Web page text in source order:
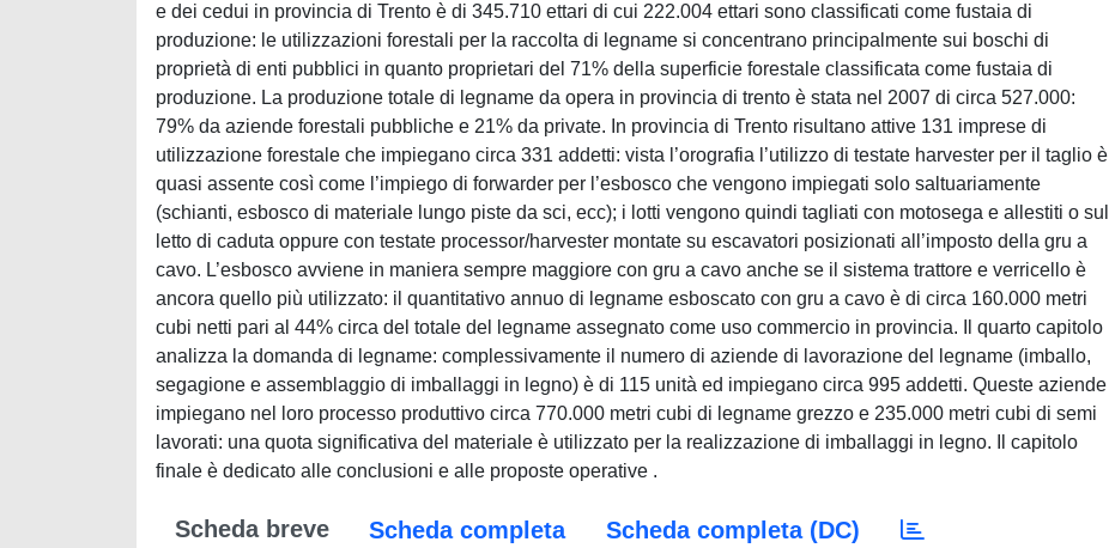
e dei cedui in provincia di Trento è di 345.710 ettari di cui 222.004 ettari sono classificati come fustaia di
produzione: le utilizzazioni forestali per la raccolta di legname si concentrano principalmente sui boschi di
proprietà di enti pubblici in quanto proprietari del 71% della superficie forestale classificata come fustaia di
produzione. La produzione totale di legname da opera in provincia di trento è stata nel 2007 di circa 527.000:
79% da aziende forestali pubbliche e 21% da private. In provincia di Trento risultano attive 131 imprese di
utilizzazione forestale che impiegano circa 331 addetti: vista l’orografia l’utilizzo di testate harvester per il taglio è
quasi assente così come l’impiego di forwarder per l’esbosco che vengono impiegati solo saltuariamente
(schianti, esbosco di materiale lungo piste da sci, ecc); i lotti vengono quindi tagliati con motosega e allestiti o sul
letto di caduta oppure con testate processor/harvester montate su escavatori posizionati all’imposto della gru a
cavo. L’esbosco avviene in maniera sempre maggiore con gru a cavo anche se il sistema trattore e verricello è
ancora quello più utilizzato: il quantitativo annuo di legname esboscato con gru a cavo è di circa 160.000 metri
cubi netti pari al 44% circa del totale del legname assegnato come uso commercio in provincia. Il quarto capitolo
analizza la domanda di legname: complessivamente il numero di aziende di lavorazione del legname (imballo,
segagione e assemblaggio di imballaggi in legno) è di 115 unità ed impiegano circa 995 addetti. Queste aziende
impiegano nel loro processo produttivo circa 770.000 metri cubi di legname grezzo e 235.000 metri cubi di semi
lavorati: una quota significativa del materiale è utilizzato per la realizzazione di imballaggi in legno. Il capitolo
finale è dedicato alle conclusioni e alle proposte operative .
Scheda breve Scheda completa Scheda completa (DC)